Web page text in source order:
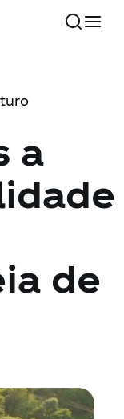
a
de